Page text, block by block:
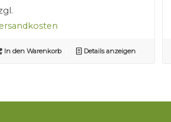
In den Warenkorb Details anzeigen